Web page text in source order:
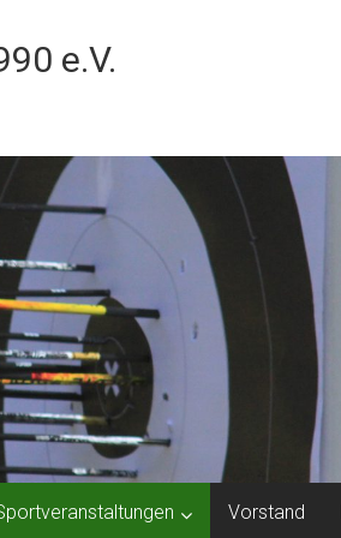
e.V.
Vorstand